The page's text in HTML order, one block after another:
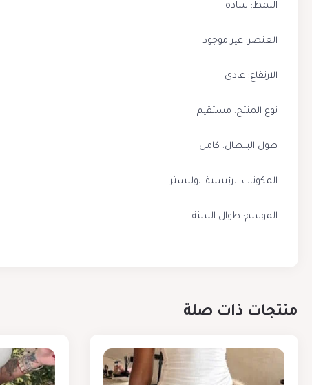
النمط: سادة
العنصر: غير موجود
الارتفاع: عادي
نوع المنتج: مستقيم
طول البنطال: كامل
المكونات الرئيسية: بوليستر
الموسم: طوال السنة
منتجات ذات صلة